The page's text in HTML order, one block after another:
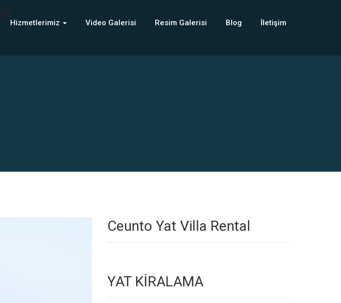
Hizmetlerimiz Video Galerisi Resim Galerisi Blog İletişim
Ceunto Yat Villa Rental
YAT KİRALAMA